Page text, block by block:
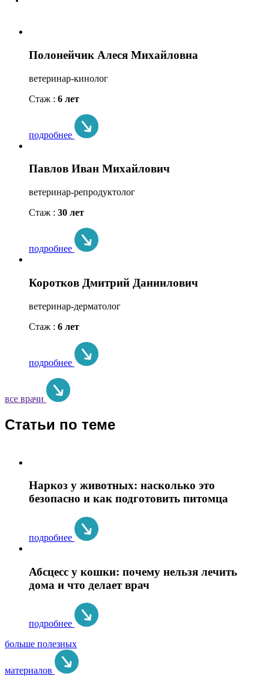
Полонейчик Алеся Михайловна
ветеринар-кинолог
Стаж : 6 лет
подробнее
Павлов Иван Михайлович
ветеринар-репродуктолог
Стаж : 30 лет
подробнее
Коротков Дмитрий Даниилович
ветеринар-дерматолог
Стаж : 6 лет
подробнее
все врачи
Статьи по теме
Наркоз у животных: насколько это
безопасно и как подготовить питомца
подробнее
Абсцесс у кошки: почему нельзя лечить
дома и что делает врач
подробнее
больше полезных
материалов